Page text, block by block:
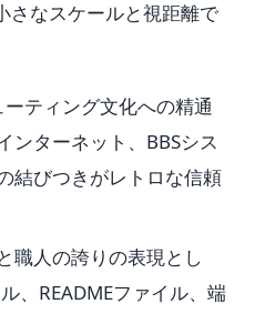
さなスケールと視距離で
ティング文化への精通
ターネット、BBSシス
結びつきがレトロな信頼
職人の誇りの表現とし
、READMEファイル、端